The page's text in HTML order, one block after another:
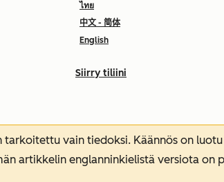
ไทย
中文 - 简体
English
Siirry tiliini
tarkoitettu vain tiedoksi. Käännös on
artikkelin englanninkielistä versiota on